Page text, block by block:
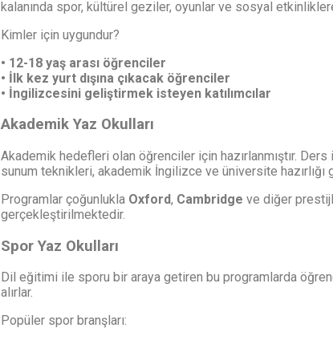
kalanında spor, kültürel geziler, oyunlar ve sosyal etkinliklere
Kimler için uygundur?
• 12-18 yaş arası öğrenciler
• İlk kez yurt dışına çıkacak öğrenciler
• İngilizcesini geliştirmek isteyen katılımcılar
Akademik Yaz Okulları
Akademik hedefleri olan öğrenciler için hazırlanmıştır.
sunum teknikleri, akademik İngilizce ve üniversite hazırlığı
Programlar çoğunlukla Oxford, Cambridge ve diğer
gerçekleştirilmektedir.
Spor Yaz Okulları
Dil eğitimi ile sporu bir araya getiren bu programlarda
alırlar.
Popüler spor branşları: